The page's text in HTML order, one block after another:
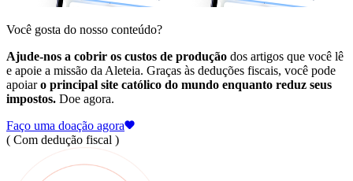
Você gosta do nosso conteúdo?
Ajude-nos a cobrir os custos de produção dos artigos que você lê
e apoie a missão da Aleteia. Graças às deduções fiscais, você pode
apoiaro principal site católico do mundo enquanto reduz seus
impostos. Doe agora.
Faço uma doação agora
( Com dedução fiscal )